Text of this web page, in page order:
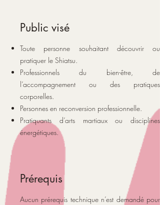
Public visé
Toute personne souhaitant découvrir ou
pratiquer le Shiatsu.
Professionnels du bien-être, de
l’accompagnement ou des pratiques
corporelles.
Personnes en reconversion professionnelle.
Pratiquants d’arts martiaux ou disciplines
énergétiques.
Prérequis
Aucun prérequis technique n’est demandé pour